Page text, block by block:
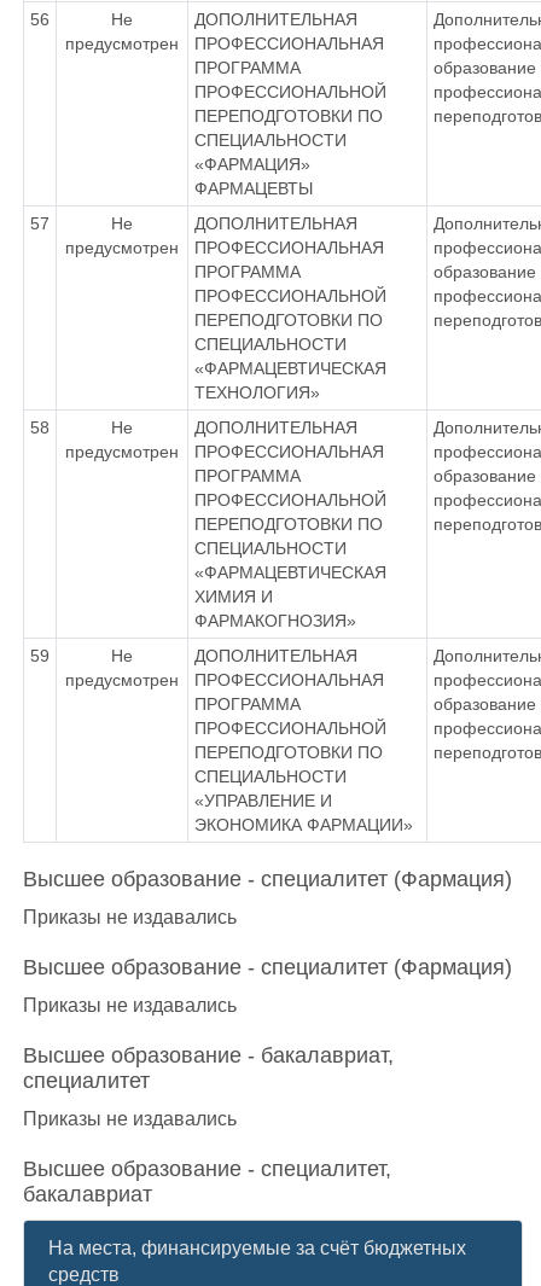
56
Не
предусмотрен
ДОПОЛНИТЕЛЬНАЯ
ПРОФЕССИОНАЛЬНАЯ
ПРОГРАММА
ПРОФЕССИОНАЛЬНОЙ
ПЕРЕПОДГОТОВКИ ПО
СПЕЦИАЛЬНОСТИ
«ФАРМАЦИЯ»
ФАРМАЦЕВТЫ
образование
57
Не
предусмотрен
ДОПОЛНИТЕЛЬНАЯ
ПРОФЕССИОНАЛЬНАЯ
ПРОГРАММА
ПРОФЕССИОНАЛЬНОЙ
ПЕРЕПОДГОТОВКИ ПО
СПЕЦИАЛЬНОСТИ
«ФАРМАЦЕВТИЧЕСКАЯ
ТЕХНОЛОГИЯ»
образование
58
Не
предусмотрен
ДОПОЛНИТЕЛЬНАЯ
ПРОФЕССИОНАЛЬНАЯ
ПРОГРАММА
ПРОФЕССИОНАЛЬНОЙ
ПЕРЕПОДГОТОВКИ ПО
СПЕЦИАЛЬНОСТИ
«ФАРМАЦЕВТИЧЕСКАЯ
ХИМИЯ И
ФАРМАКОГНОЗИЯ»
образование
59
Не
предусмотрен
ДОПОЛНИТЕЛЬНАЯ
ПРОФЕССИОНАЛЬНАЯ
ПРОГРАММА
ПРОФЕССИОНАЛЬНОЙ
ПЕРЕПОДГОТОВКИ ПО
СПЕЦИАЛЬНОСТИ
«УПРАВЛЕНИЕ И
ЭКОНОМИКА ФАРМАЦИИ»
образование
Высшее образование - специалитет (Фармация)
Приказы не издавались
Высшее образование - специалитет (Фармация)
Приказы не издавались
Высшее образование - бакалавриат,
специалитет
Приказы не издавались
Высшее образование - специалитет,
бакалавриат
На места, финансируемые за счёт бюджетных
средств